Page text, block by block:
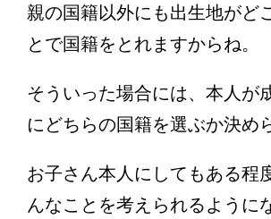
親の国籍以外にも出生地がど
とで国籍をとれますからね。
そういった場合には、本人が
にどちらの国籍を選ぶか決め
お子さん本人にしてもある程
んなことを考えられるように